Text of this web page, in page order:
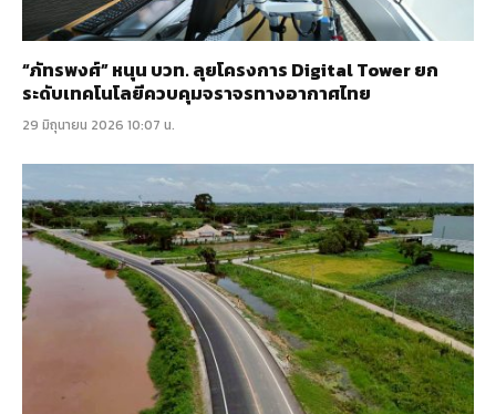
“ภัทรพงศ์” หนุน บวท. ลุยโครงการ Digital Tower ยก
ระดับเทคโนโลยีควบคุมจราจรทางอากาศไทย
29 มิถุนายน 2026 10:07 น.